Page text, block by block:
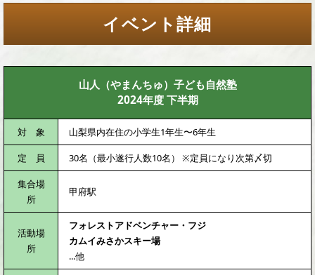
イベント詳細
山人（やまんちゅ）子ども自然塾
2024年度 下半期
対 象 山梨県内在住の小学生1年生〜6年生
定 員 30名（最小遂行人数10名） ※定員になり次第〆切
集合場
所
甲府駅
活動場
所
フォレストアドベンチャー・フジ
カムイみさかスキー場
...他